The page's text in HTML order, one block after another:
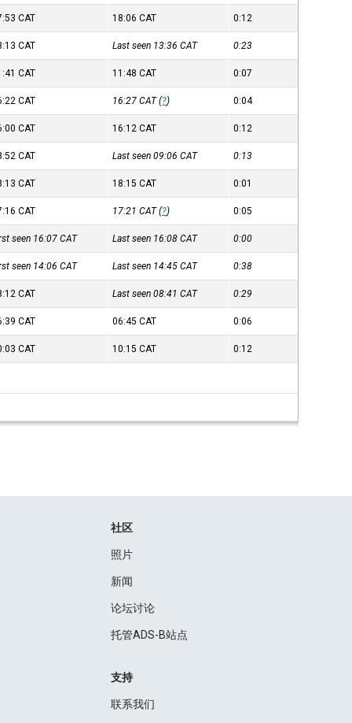
CAT 18:06CAT 0:12
CAT Last seen 13:36CAT 0:23
CAT 11:48CAT 0:07
CAT 16:27CAT(?) 0:04
CAT 16:12CAT 0:12
CAT Last seen 09:06CAT 0:13
CAT 18:15CAT 0:01
CAT 17:21CAT(?) 0:05
seen 16:07CAT Last seen 16:08CAT 0:00
seen 14:06CAT Last seen 14:45CAT 0:38
CAT Last seen 08:41CAT 0:29
CAT 06:45CAT 0:06
CAT 10:15CAT 0:12
社区
照片
新闻
论坛讨论
托管ADS-B站点
支持
联系我们